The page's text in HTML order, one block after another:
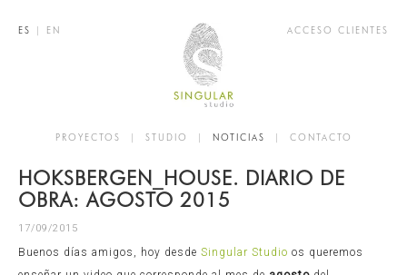
ES | EN ACCESO CLIENTES
PROYECTOS | STUDIO | NOTICIAS | CONTACTO
HOKSBERGEN_HOUSE. DIARIO DE
OBRA: AGOSTO 2015
17/09/2015
Buenos días amigos, hoy desde Singular Studio os queremos